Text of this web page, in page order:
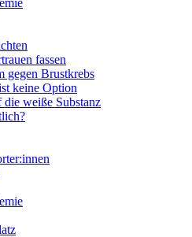
fassen
gegen Brustkrebs
keine Option
weiße Substanz